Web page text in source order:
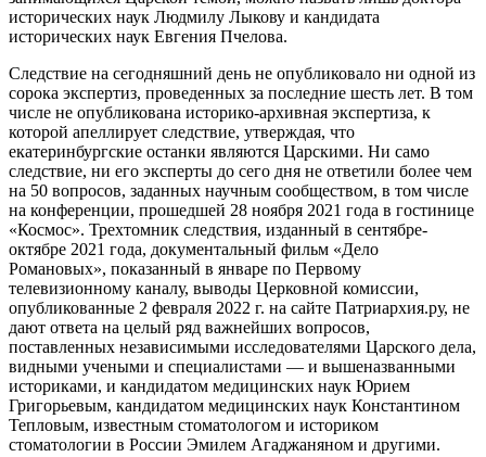
исторических наук Людмилу Лыкову и кандидата
исторических наук Евгения Пчелова.
Следствие на сегодняшний день не опубликовало ни одной из
сорока экспертиз, проведенных за последние шесть лет. В том
числе не опубликована историко-архивная экспертиза, к
которой апеллирует следствие, утверждая, что
екатеринбургские останки являются Царскими. Ни само
следствие, ни его эксперты до сего дня не ответили более чем
на 50 вопросов, заданных научным сообществом, в том числе
на конференции, прошедшей 28 ноября 2021 года в гостинице
«Космос». Трехтомник следствия, изданный в сентябре-
октябре 2021 года, документальный фильм «Дело
Романовых», показанный в январе по Первому
телевизионному каналу, выводы Церковной комиссии,
опубликованные 2 февраля 2022 г. на сайте Патриархия.ру, не
дают ответа на целый ряд важнейших вопросов,
поставленных независимыми исследователями Царского дела,
видными учеными и специалистами — и вышеназванными
историками, и кандидатом медицинских наук Юрием
Григорьевым, кандидатом медицинских наук Константином
Тепловым, известным стоматологом и историком
стоматологии в России Эмилем Агаджаняном и другими.